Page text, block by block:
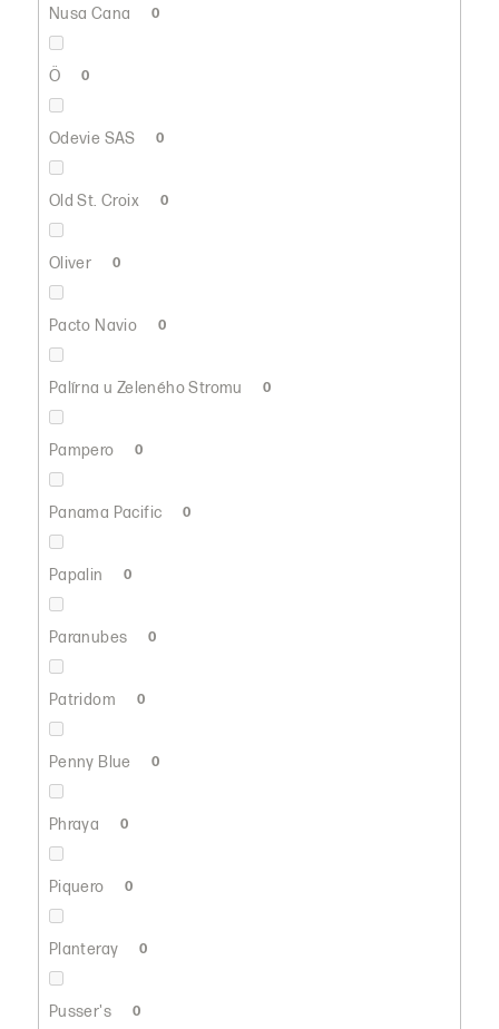
Nusa Cana 0
Ö 0
Odevie SAS 0
Old St. Croix 0
Oliver 0
Pacto Navio 0
Palírna u Zeleného Stromu 0
Pampero 0
Panama Pacific 0
Papalin 0
Paranubes 0
Patridom 0
Penny Blue 0
Phraya 0
Piquero 0
Planteray 0
Pusser's 0